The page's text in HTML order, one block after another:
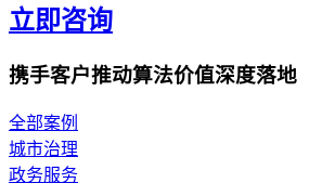
立即咨询
携手客户推动算法价值深度落地
全部案例
城市治理
政务服务